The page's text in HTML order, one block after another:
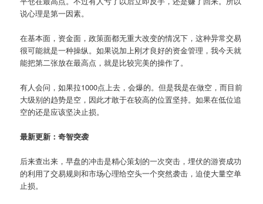
说心理是第一因素。
在基本面，资金面，政策面都无重大改变的情况下，这种异常交易
很可能就是一种操纵。如果说加上刚才良好的资金管理，我今天就
能把第二张放在最高点，就是比较完美的操作了。
有人会问，如果拉1000点上去，会爆的。但是我是在做空，而目前
大级别的趋势是空，因此才敢于在较高的位置坚持。如果在低位追
空的还是应该坚决止损。
最新更新：奇智突袭
后来查出来，早盘的冲击是精心策划的一次突击，埋伏的游资成功
的利用了交易规则和市场心理给空头一个突然袭击，迫使大量空单
止损。